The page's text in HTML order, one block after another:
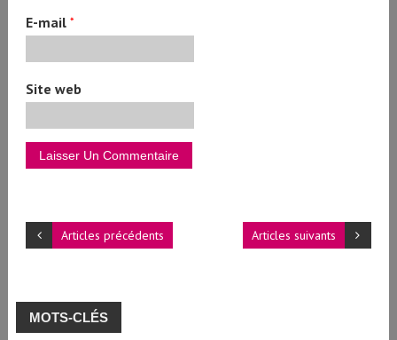
E-mail*
Site web
Articles suivants
Articles précédents
MOTS-CLÉS